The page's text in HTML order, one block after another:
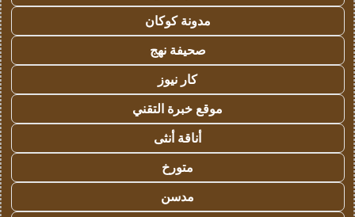
مدونة كوكان
صحيفة نهج
كار نيوز
موقع خبرة التقني
أناقة أنثى
متورخ
مدسن